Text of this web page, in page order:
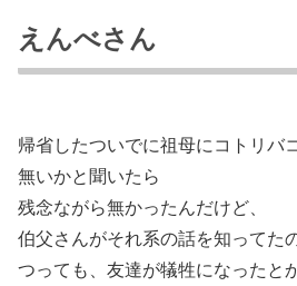
えんべさん
帰省したついでに祖母にコトリバ
無いかと聞いたら
残念ながら無かったんだけど、
伯父さんがそれ系の話を知ってた
つっても、友達が犠牲になったと